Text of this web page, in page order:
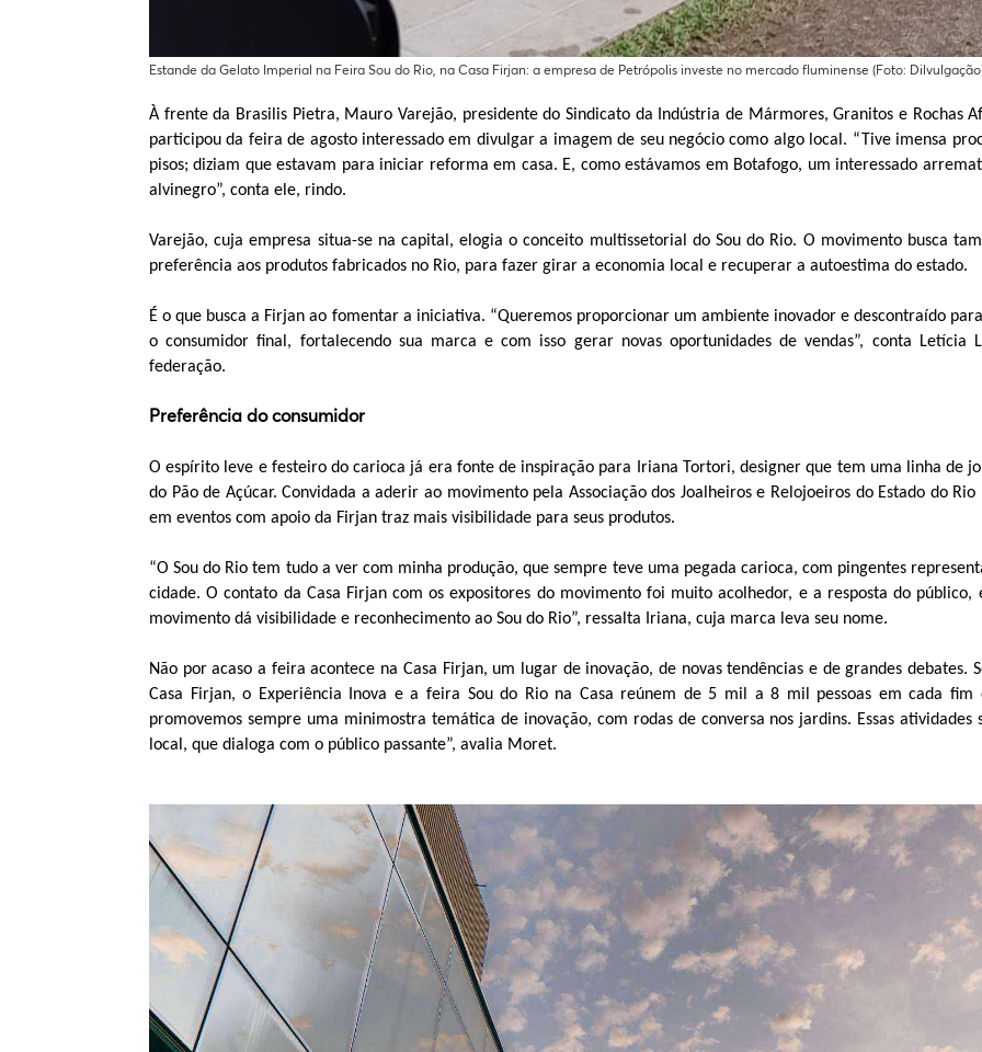
Estande da Gelato Imperial na Feira Sou do Rio, na Casa Firjan: a empresa de Petrópolis investe no mercado fluminense (Foto:
À frente da Brasilis Pietra, Mauro Varejão, presidente do Sindicato da Indústria de Mármores, Granitos e Rochas
participou da feira de agosto interessado em divulgar a imagem de seu negócio como algo local. “Tive imensa
pisos; diziam que estavam para iniciar reforma em casa. E, como estávamos em Botafogo, um interessado
alvinegro”, conta ele, rindo.
Varejão, cuja empresa situa-se na capital, elogia o conceito multissetorial do Sou do Rio. O movimento busca
preferência aos produtos fabricados no Rio, para fazer girar a economia local e recuperar a autoestima do estado.
É o que busca a Firjan ao fomentar a iniciativa. “Queremos proporcionar um ambiente inovador e descontraído
o consumidor final, fortalecendo sua marca e com isso gerar novas oportunidades de vendas”, conta Letícia
federação.
Preferência do consumidor
O espírito leve e festeiro do carioca já era fonte de inspiração para Iriana Tortori, designer que tem uma linha de
do Pão de Açúcar. Convidada a aderir ao movimento pela Associação dos Joalheiros e Relojoeiros do Estado do
em eventos com apoio da Firjan traz mais visibilidade para seus produtos.
“O Sou do Rio tem tudo a ver com minha produção, que sempre teve uma pegada carioca, com pingentes
cidade. O contato da Casa Firjan com os expositores do movimento foi muito acolhedor, e a resposta do
movimento dá visibilidade e reconhecimento ao Sou do Rio”, ressalta Iriana, cuja marca leva seu nome.
Não por acaso a feira acontece na Casa Firjan, um lugar de inovação, de novas tendências e de grandes debates.
Casa Firjan, o Experiência Inova e a feira Sou do Rio na Casa reúnem de 5 mil a 8 mil pessoas em cada fim
promovemos sempre uma minimostra temática de inovação, com rodas de conversa nos jardins. Essas
local, que dialoga com o público passante”, avalia Moret.